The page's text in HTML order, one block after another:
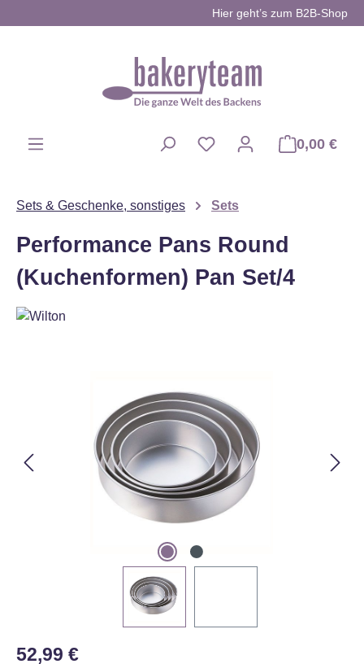
Hier geht’s zum B2B-Shop
0,00 €
Sets & Geschenke, sonstiges Sets
Performance Pans Round
(Kuchenformen) Pan Set/4
Regulärer Preis:
52,99 €